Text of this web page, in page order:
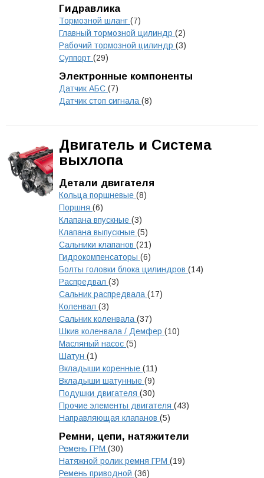
Гидравлика
Тормозной шланг (7)
Главный тормозной цилиндр (2)
Рабочий тормозной цилиндр (3)
Суппорт (29)
Электронные компоненты
Датчик АБС (7)
Датчик стоп сигнала (8)
Двигатель и Система
выхлопа
Детали двигателя
Кольца поршневые (8)
Поршня (6)
Клапана впускные (3)
Клапана выпускные (5)
Сальники клапанов (21)
Гидрокомпенсаторы (6)
Болты головки блока цилиндров (14)
Распредвал (3)
Сальник распредвала (17)
Коленвал (3)
Сальник коленвала (37)
Шкив коленвала / Демфер (10)
Масляный насос (5)
Шатун (1)
Вкладыши коренные (11)
Вкладыши шатунные (9)
Подушки двигателя (30)
Прочие элементы двигателя (43)
Направляющая клапанов (5)
Ремни, цепи, натяжители
Ремень ГРМ (30)
Натяжной ролик ремня ГРМ (19)
Ремень приводной (36)